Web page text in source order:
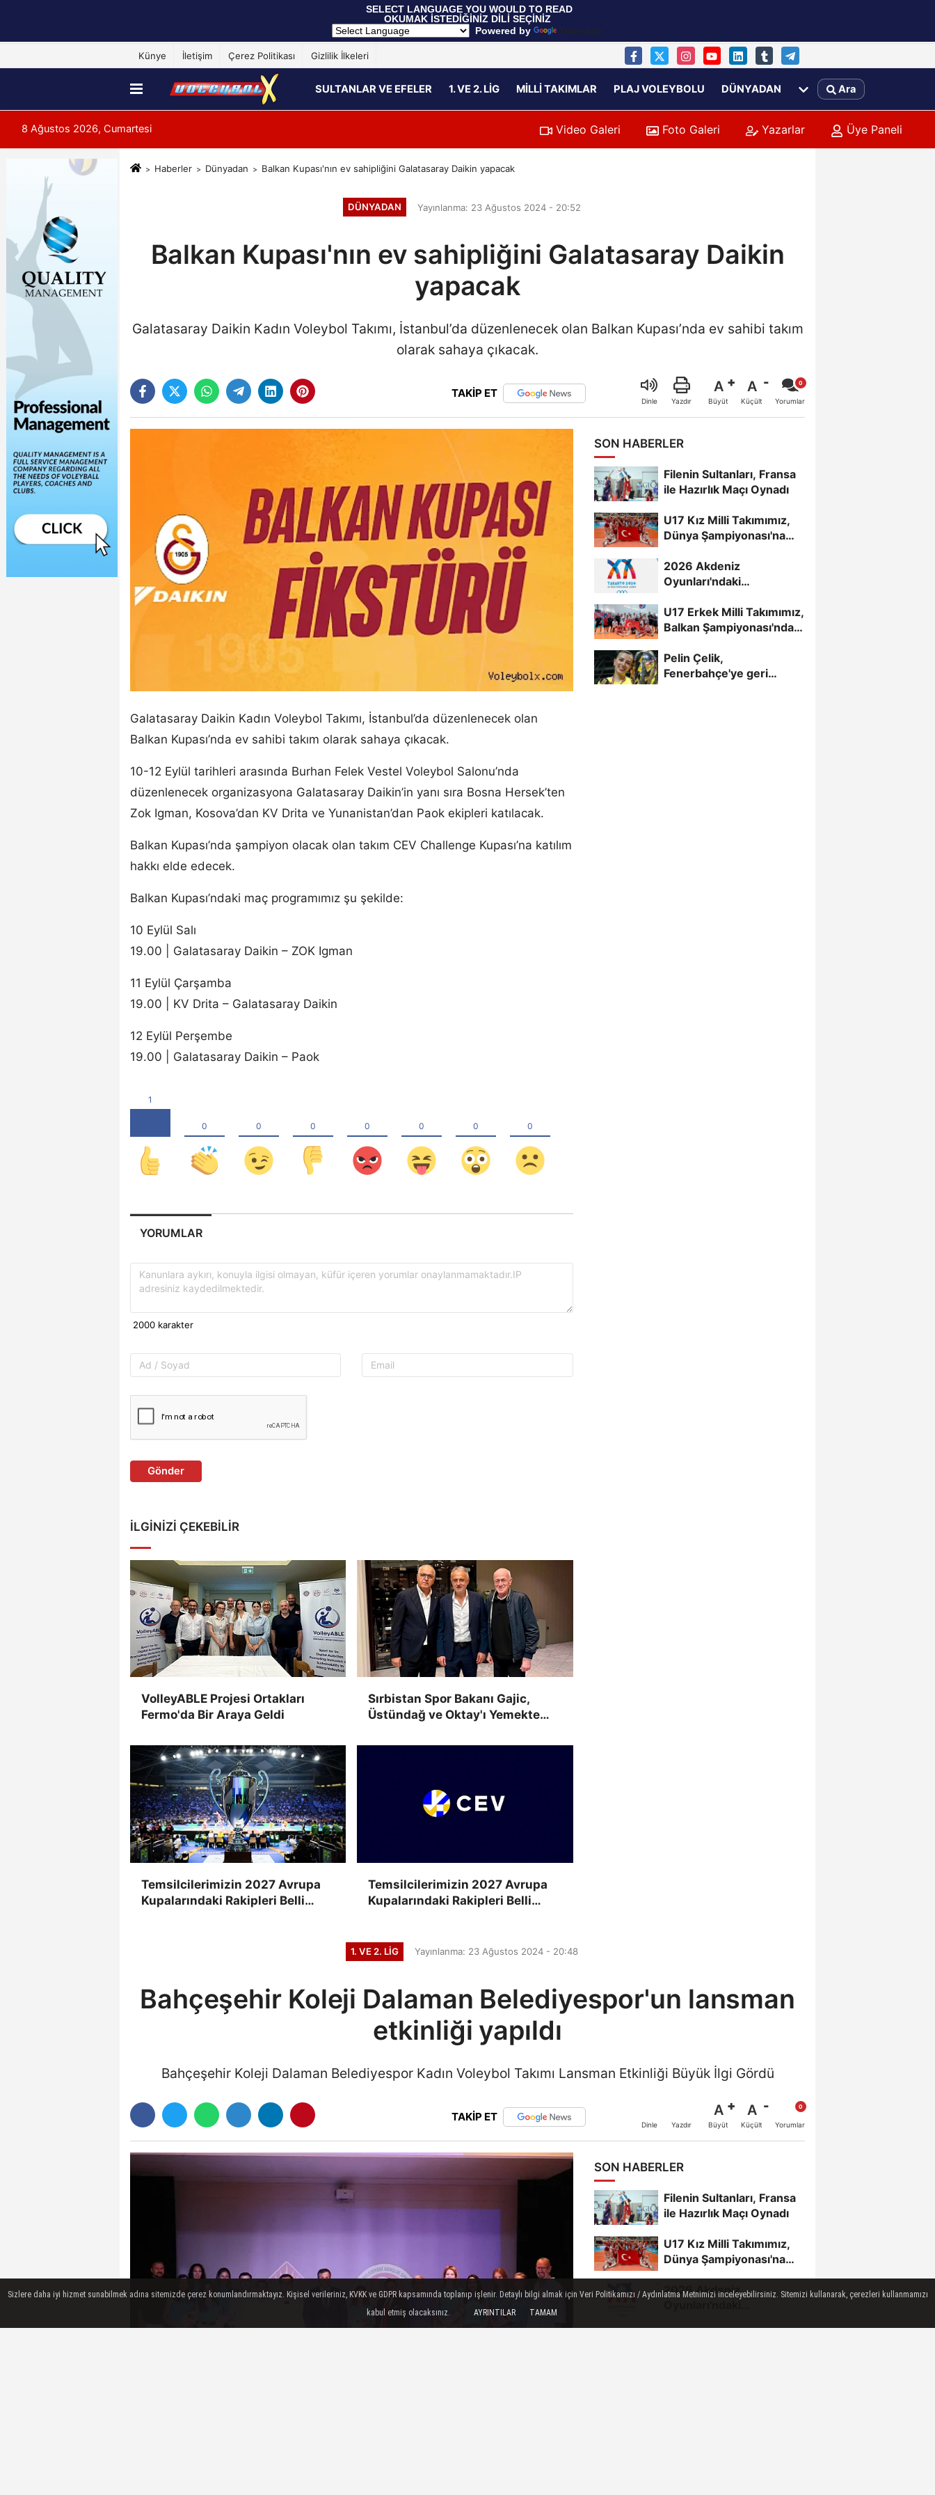
SELECT LANGUAGE YOU WOULD TO READ
OKUMAK İSTEDİĞİNİZ DİLİ SEÇİNİZ
Powered by
Translate
Künye İletişim Çerez Politikası Gizlilik İlkeleri
SULTANLAR VE EFELER 1. VE 2. LIG MILLI TAKIMLAR PLAJ VOLEYBOLU DÜNYADAN Ara
8 Ağustos 2026, Cumartesi Video Galeri Foto Galeri Yazarlar Üye Paneli
Haberler Dünyadan Balkan Kupası'nın ev sahipliğini Galatasaray Daikin yapacak
DÜNYADAN Yayınlanma: 23 Ağustos 2024 - 20:52
Balkan Kupası'nın ev sahipliğini Galatasaray Daikin
yapacak
Galatasaray Daikin Kadın Voleybol Takımı, İstanbul’da düzenlenecek olan Balkan Kupası’nda ev sahibi takım
olarak sahaya çıkacak.
TAKİP ET
Dinle Yazdır
A
Büyüt
A
Küçült Yorumlar
Galatasaray Daikin Kadın Voleybol Takımı, İstanbul’da düzenlenecek olan
Balkan Kupası’nda ev sahibi takım olarak sahaya çıkacak.
10-12 Eylül tarihleri arasında Burhan Felek Vestel Voleybol Salonu’nda
düzenlenecek organizasyona Galatasaray Daikin’in yanı sıra Bosna Hersek’ten
Zok Igman, Kosova’dan KV Drita ve Yunanistan’dan Paok ekipleri katılacak.
Balkan Kupası’nda şampiyon olacak olan takım CEV Challenge Kupası’na katılım
hakkı elde edecek.
Balkan Kupası’ndaki maç programımız şu şekilde:
10 Eylül Salı
19.00 | Galatasaray Daikin – ZOK Igman
11 Eylül Çarşamba
19.00 | KV Drita – Galatasaray Daikin
12 Eylül Perşembe
19.00 | Galatasaray Daikin – Paok
YORUMLAR
Gönder
İLGINIZI ÇEKEBILIR
VolleyABLE Projesi Ortakları
Fermo'da Bir Araya Geldi
Sırbistan Spor Bakanı Gajic,
Üstündağ ve Oktay'ı Yemekte
Temsilcilerimizin 2027 Avrupa
Kupalarındaki Rakipleri Belli
Temsilcilerimizin 2027 Avrupa
Kupalarındaki Rakipleri Belli
SON HABERLER
Filenin Sultanları, Fransa
ile Hazırlık Maçı Oynadı
U17 Kız Milli Takımımız,
Dünya Şampiyonası'na
2026 Akdeniz
Oyunları'ndaki
U17 Erkek Milli Takımımız,
Balkan Şampiyonası'nda
Pelin Çelik,
Fenerbahçe'ye geri
1. VE 2. LIG Yayınlanma: 23 Ağustos 2024 - 20:48
Bahçeşehir Koleji Dalaman Belediyespor'un lansman
etkinliği yapıldı
Bahçeşehir Koleji Dalaman Belediyespor Kadın Voleybol Takımı Lansman Etkinliği Büyük İlgi Gördü
TAKİP ET
Dinle Yazdır
A
Büyüt
A
Küçült Yorumlar
SON HABERLER
Filenin Sultanları, Fransa
ile Hazırlık Maçı Oynadı
U17 Kız Milli Takımımız,
Dünya Şampiyonası'na
2026 Akdeniz
Sizlere daha iyi hizmet sunabilmek adına sitemizde çerez konumlandırmaktayız. Kişisel verileriniz, KVKK ve GDPR kapsamında toplanıp işlenir. Detaylı bilgi almak için Veri Politikamızı / Aydınlatma Metnimizi inceleyebilirsiniz. Sitemizi kullanarak, çerezleri kullanmamızı
kabul etmiş olacaksınız.
AYRINTILAR TAMAM